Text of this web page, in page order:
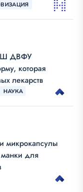
ДВФУ
которая
лекарств
НАУКА
микрокапсулы
для